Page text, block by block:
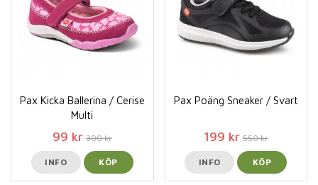
Pax Kicka Ballerina / Cerise
Multi
99 kr 300 kr
INFO KÖP
Pax Poäng Sneaker / Svart
199 kr 550 kr
INFO KÖP